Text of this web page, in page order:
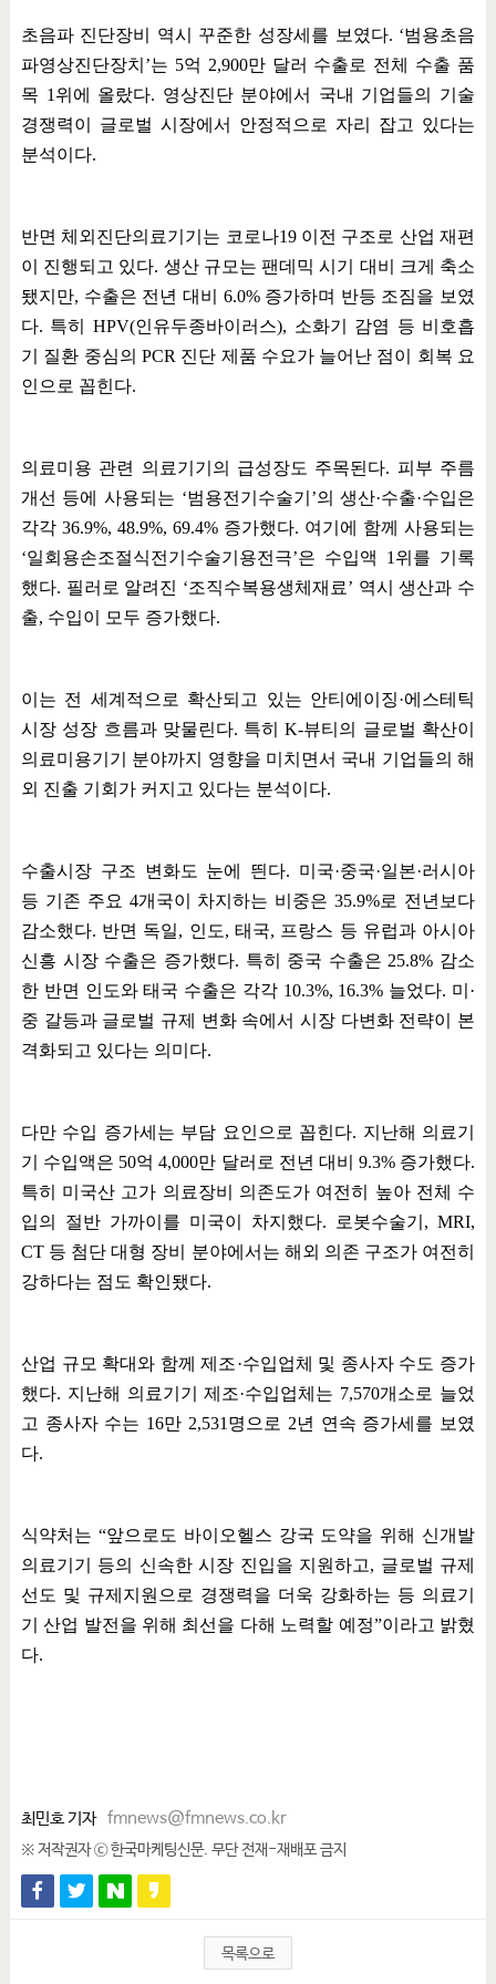
초음파 진단장비 역시 꾸준한 성장세를 보였다. ‘범용초음
파영상진단장치 ’는 5억 2,900만 달러 수출로 전체 수출 품
목 1 위에 올랐다. 영상진단 분야에서 국내 기업들의 기술
경쟁력이 글로벌 시장에서 안정적으로 자리 잡고 있다는
분석이다.
반면 체외진단의료기기는 코로나19 이전 구조로 산업 재편
이 진행되고 있다. 생산 규모는 팬데믹 시기 대비 크게 축소
됐지만, 수출은 전년 대비 6.0% 증가하며 반등 조짐을 보였
다. 특히 HPV(인유두종바이러스), 소화기 감염 등 비호흡
기 질환 중심의 PCR 진단 제품 수요가 늘어난 점이 회복 요
인으로 꼽힌다.
의료미용 관련 의료기기의 급성장도 주목된다. 피부 주름
개선 등에 사용되는 ‘범용전기수술기 ’의 생산·수출·수입은
각각 36.9%, 48.9%, 69.4% 증가했다. 여기에 함께 사용되는
‘일회용손조절식전기수술기용전극’은 수입액 1 위를 기록
했다. 필러로 알려진 ‘조직수복용생체재료’ 역시 생산과 수
출, 수입이 모두 증가했다.
이는 전 세계적으로 확산되고 있는 안티에이징·에스테틱
시장 성장 흐름과 맞물린다. 특히K-뷰티의 글로벌 확산이
의료미용기기 분야까지 영향을 미치면서 국내 기업들의 해
외 진출 기회가 커지고 있다는 분석이다.
수출시장 구조 변화도 눈에 띈다. 미국·중국·일본·러시아
등 기존 주요 4개국이 차지하는 비중은35.9%로 전년보다
감소했다. 반면 독일, 인도,태국, 프랑스 등 유럽과 아시아
신흥 시장 수출은 증가했다. 특히 중국 수출은 25.8% 감소
한 반면 인도와 태국 수출은 각각 10.3%, 16.3% 늘었다. 미 ·
중 갈등과 글로벌 규제 변화 속에서 시장 다변화 전략이 본
격화되고 있다는 의미다.
다만 수입 증가세는 부담 요인으로 꼽힌다. 지난해 의료기
기 수입액은 50억4,000만 달러로 전년 대비 9.3% 증가했다.
특히 미국산 고가 의료장비 의존도가 여전히 높아 전체 수
입의 절반 가까이를 미국이 차지했다. 로봇수술기 , MRI,
CT 등 첨단 대형 장비 분야에서는 해외 의존 구조가 여전히
강하다는 점도 확인됐다.
산업 규모 확대와 함께 제조·수입업체 및 종사자 수도 증가
했다. 지난해 의료기기 제조·수입업체는 7,570개소로 늘었
고 종사자 수는 16만 2,531 명으로 2년 연속 증가세를 보였
다.
식약처는 “앞으로도 바이오헬스 강국 도약을 위해 신개발
의료기기 등의 신속한 시장 진입을 지원하고, 글로벌 규제
선도 및 규제지원으로 경쟁력을 더욱 강화하는 등 의료기
기 산업 발전을 위해 최선을 다해 노력할 예정”이라고 밝혔
다.
최민호 기자 fmnews@fmnews.co.kr
※ 저작권자 ⓒ 한국마케팅신문. 무단 전재-재배포 금지
목록으로